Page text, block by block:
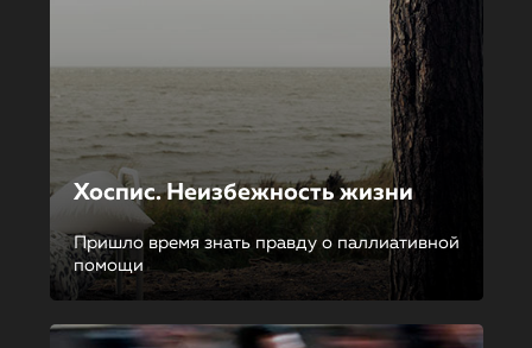
Хоспис. Неизбежность жизни
Пришло время знать правду о паллиативной
помощи